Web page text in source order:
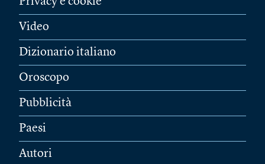
Video
Dizionario italiano
Oroscopo
Pubblicità
Paesi
Autori